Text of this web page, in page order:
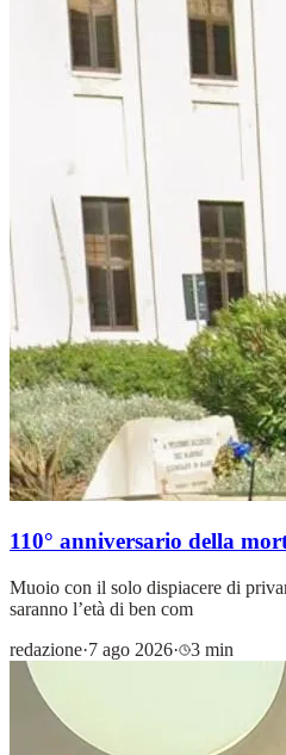
110° anniversario della
Muoio con il solo dispiacere di
saranno l’età di ben com
redazione·7 ago 2026· 3 min